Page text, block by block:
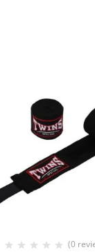
(0